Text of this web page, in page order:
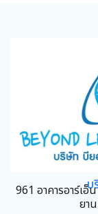
บ
961 อาคารอาร์เ
ยา